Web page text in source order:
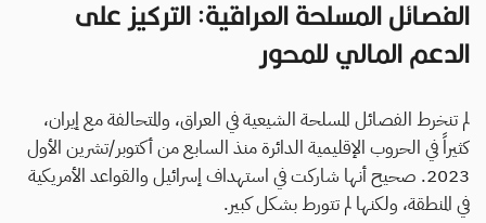
الفصائل المسلحة العراقية: التركيز على
الدعم المالي للمحور
لم تنخرط الفصائل المسلحة الشيعية في العراق، والمتحالفة مع إيران،
كثيراً في الحروب الإقليمية الدائرة منذ السابع من أكتوبر/تشرين الأول
2023. صحيح أنها شاركت في استهداف إسرائيل والقواعد الأمريكية
في المنطقة، ولكنها لم تتورط بشكل كبير.